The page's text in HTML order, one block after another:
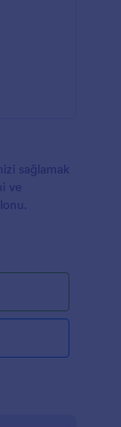
sağlamak
ve